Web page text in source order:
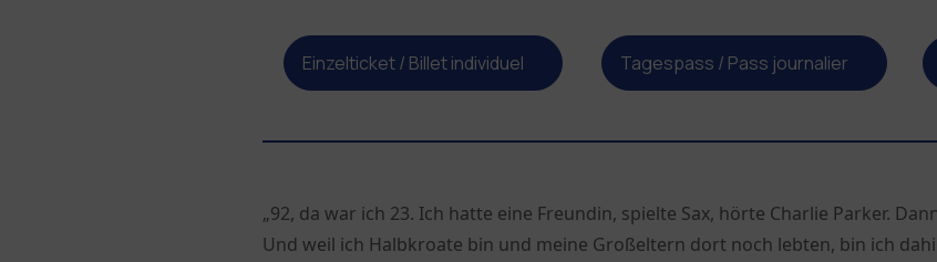
Einzelticket / Billet individuel Tagespass / Pass journalier
„92, da war ich 23. Ich hatte eine Freundin, spielte Sax, hörte Charlie Parker.
Und weil ich Halbkroate bin und meine Großeltern dort noch lebten, bin ich